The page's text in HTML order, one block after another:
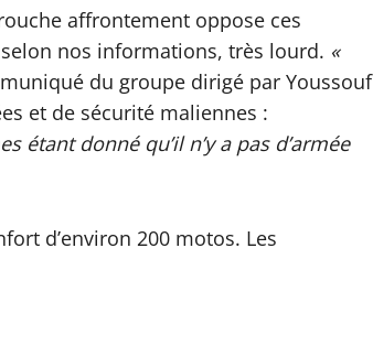
affrontement oppose ces
nos informations, très lourd. «
du groupe dirigé par Youssouf
et de sécurité maliennes :
étant donné qu’il n’y a pas d’armée
d’environ 200 motos. Les